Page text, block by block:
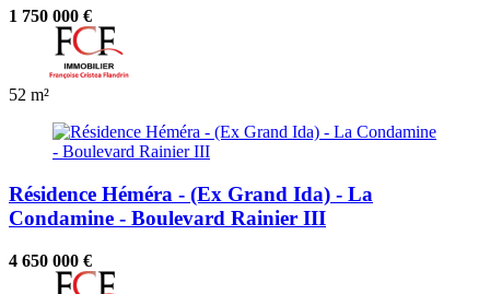
1 750 000 €
52 m²
Résidence Héméra - (Ex Grand Ida) - La
Condamine - Boulevard Rainier III
4 650 000 €